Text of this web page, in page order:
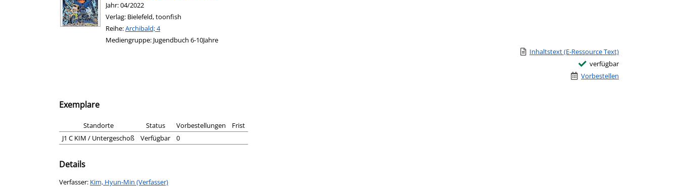
Jahr:04/2022
Verlag: Bielefeld, toonfish
Reihe:Archibald; 4
Mediengruppe: Jugendbuch 6-10Jahre
Link zu einem externen Medieninhalt - wird in
Inhaltstext (E-Ressource Text)
verfügbar
Vorbestellen
Exemplare
Standorte Status Vorbestellungen
Frist
J1 C KIM / Untergeschoß
Verfügbar 0
Details
Verfasser: Suche nach diesem Verfasser
Kim, Hyun-Min (Verfasser)